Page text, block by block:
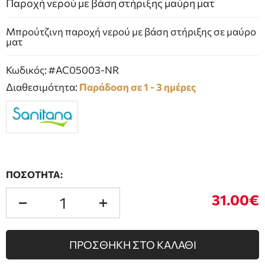
Παροχή νερού με βάση στήριξης μαύρη ματ
Μπρούτζινη παροχή νερού με βάση στήριξης σε μαύρο
ματ
Κωδικός: #AC05003-NR
Διαθεσιμότητα: Παράδοση σε 1 - 3 ημέρες
ΠΟΣΟΤΗΤΑ:
31.00€
ΠΡΟΣΘΗΚΗ ΣΤΟ ΚΑΛΑΘΙ